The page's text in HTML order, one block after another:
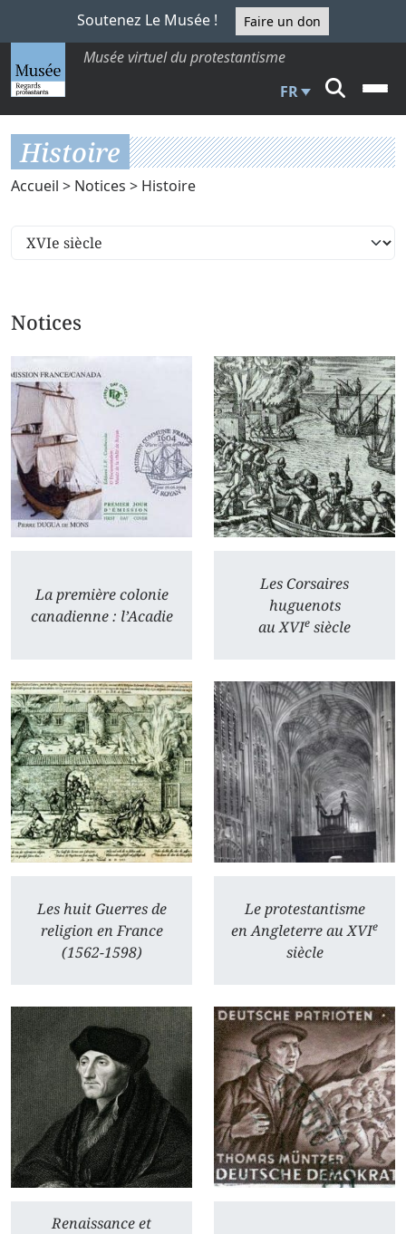
Soutenez Le Musée ! Faire un don
Musée virtuel du protestantisme
FR
Histoire
Accueil > Notices > Histoire
Notices
La première colonie
canadienne : l’Acadie
Les Corsaires
huguenots
au XVIe siècle
Les huit Guerres de
religion en France
(1562-1598)
Le protestantisme
en Angleterre au XVIe
siècle
Renaissance et